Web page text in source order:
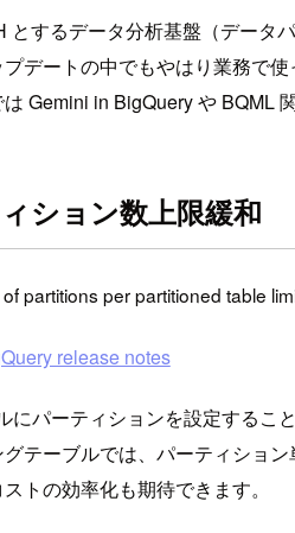
とするデータ分析基盤（データ
デートの中でもやはり業務で
Gemini in BigQuery や BQML
ション数上限緩和
partitions per partitioned table
release notes
にパーティションを設定するこ
テーブルでは、パーティショ
トの効率化も期待できます。